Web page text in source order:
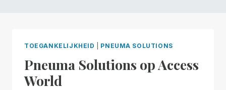
TOEGANKELIJKHEID PNEUMA SOLUTIONS
Pneuma Solutions op Access
World